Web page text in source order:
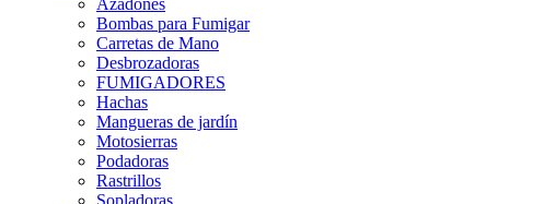
Azadones
Bombas para Fumigar
Carretas de Mano
Desbrozadoras
FUMIGADORES
Hachas
Mangueras de jardín
Motosierras
Podadoras
Rastrillos
Sopladoras